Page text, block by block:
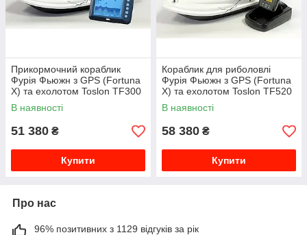
Прикормочний кораблик
Фурія Фьюжн з GPS (Fortuna
X) та ехолотом Toslon TF300
В наявності
51 380 ₴
Купити
Кораблик для риболовлі
Фурія Фьюжн з GPS (Fortuna
X) та ехолотом Toslon TF520
В наявності
58 380 ₴
Купити
Про нас
96% позитивних з 1129 відгуків за рік